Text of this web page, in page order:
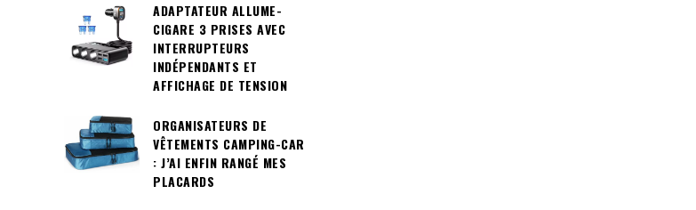
ADAPTATEUR ALLUME-
CIGARE 3 PRISES AVEC
INTERRUPTEURS
INDÉPENDANTS ET
AFFICHAGE DE TENSION
ORGANISATEURS DE
VÊTEMENTS CAMPING-CAR
: J’AI ENFIN RANGÉ MES
PLACARDS